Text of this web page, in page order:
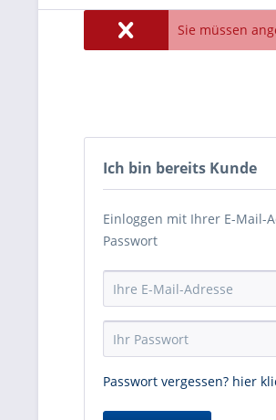
Sie müssen
Ich bin bereits Kunde
Einloggen mit Ihrer E-Mail-
Passwort
Passwort vergessen? hier